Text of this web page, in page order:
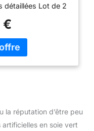
détaillées Lot de 2
: 101,6 cm.
€
la réputation d’être peu
en soie vert